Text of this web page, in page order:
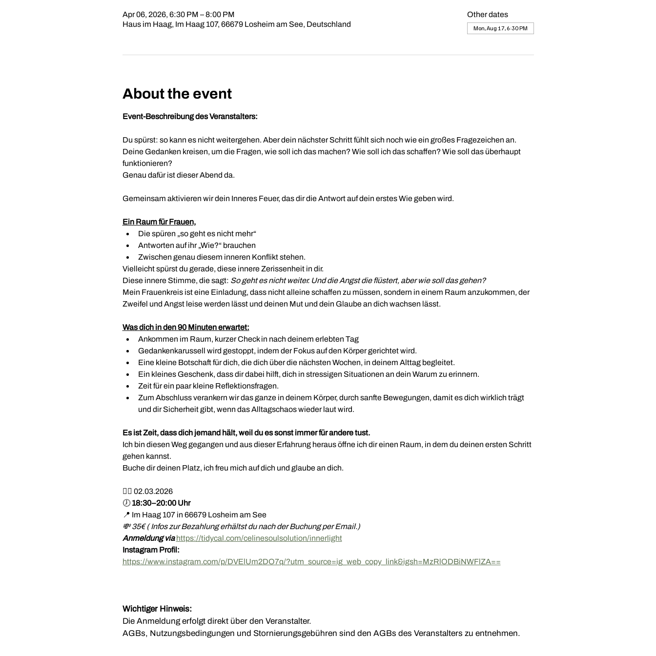
Apr 06, 2026, 6:30 PM – 8:00 PM
Haus im Haag, Im Haag 107, 66679 Losheim am See, Deutschland
Other dates
Mon, Aug 17, 6:30 PM
About the event
Event-Beschreibung des Veranstalters:
Du spürst: so kann es nicht weitergehen. Aber dein nächster Schritt fühlt sich noch wie ein großes Fragezeichen an.
Deine Gedanken kreisen, um die Fragen, wie soll ich das machen? Wie soll ich das schaffen? Wie soll das überhaupt
funktionieren?
Genau dafür ist dieser Abend da.
Gemeinsam aktivieren wir dein Inneres Feuer, das dir die Antwort auf dein erstes Wie geben wird.
Ein Raum für Frauen,
Die spüren „so geht es nicht mehr“
Antworten auf ihr „Wie?“ brauchen
Zwischen genau diesem inneren Konflikt stehen.
Vielleicht spürst du gerade, diese innere Zerissenheit in dir.
Diese innere Stimme, die sagt: So geht es nicht weiter. Und die Angst die flüstert, aber wie soll das gehen?
Mein Frauenkreis ist eine Einladung, dass nicht alleine schaffen zu müssen, sondern in einem Raum anzukommen, der
Zweifel und Angst leise werden lässt und deinen Mut und dein Glaube an dich wachsen lässt.
Was dich in den 90 Minuten erwartet:
Ankommen im Raum, kurzer Check in nach deinem erlebten Tag
Gedankenkarussell wird gestoppt, indem der Fokus auf den Körper gerichtet wird.
Eine kleine Botschaft für dich, die dich über die nächsten Wochen, in deinem Alttag begleitet.
Ein kleines Geschenk, dass dir dabei hilft, dich in stressigen Situationen an dein Warum zu erinnern.
Zeit für ein paar kleine Reflektionsfragen.
Zum Abschluss verankern wir das ganze in deinem Körper, durch sanfte Bewegungen, damit es dich wirklich trägt
und dir Sicherheit gibt, wenn das Alltagschaos wieder laut wird.
Es ist Zeit, dass dich jemand hält, weil du es sonst immer für andere tust.
Ich bin diesen Weg gegangen und aus dieser Erfahrung heraus öffne ich dir einen Raum, in dem du deinen ersten Schritt
gehen kannst.
Buche dir deinen Platz, ich freu mich auf dich und glaube an dich.
❤️‍🔥 02.03.2026
🕖 18:30–20:00 Uhr
📍 Im Haag 107 in 66679 Losheim am See
💸 35€ ( Infos zur Bezahlung erhältst du nach der Buchung per Email.)
Anmeldung via https://tidycal.com/celinesoulsolution/innerlight
Instagram Profil:
https://www.instagram.com/p/DVElUm2DO7q/?utm_source=ig_web_copy_link&igsh=MzRlODBiNWFlZA==
Wichtiger Hinweis:
Die Anmeldung erfolgt direkt über den Veranstalter.
AGBs, Nutzungsbedingungen und Stornierungsgebühren sind den AGBs des Veranstalters zu entnehmen.